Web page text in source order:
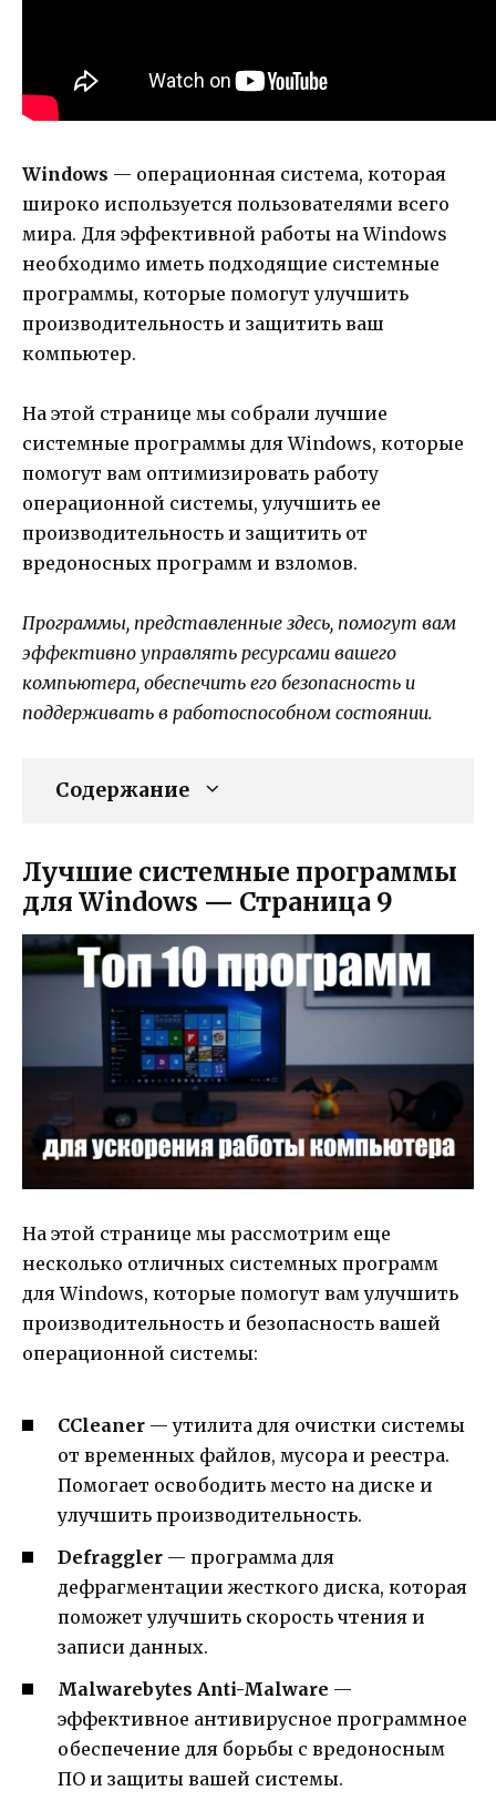
Windows — операционная система, которая
широко используется пользователями всего
мира. Для эффективной работы на Windows
необходимо иметь подходящие системные
программы, которые помогут улучшить
производительность и защитить ваш
компьютер.
На этой странице мы собрали лучшие
системные программы для Windows, которые
помогут вам оптимизировать работу
операционной системы, улучшить ее
производительность и защитить от
вредоносных программ и взломов.
Программы, представленные здесь, помогут вам
эффективно управлять ресурсами вашего
компьютера, обеспечить его безопасность и
поддерживать в работоспособном состоянии.
Содержание
Лучшие системные программы
для Windows — Страница 9
На этой странице мы рассмотрим еще
несколько отличных системных программ
для Windows, которые помогут вам улучшить
производительность и безопасность вашей
операционной системы:
CCleaner — утилита для очистки системы
от временных файлов, мусора и реестра.
Помогает освободить место на диске и
улучшить производительность.
Defraggler — программа для
дефрагментации жесткого диска, которая
поможет улучшить скорость чтения и
записи данных.
Malwarebytes Anti-Malware —
эффективное антивирусное программное
обеспечение для борьбы с вредоносным
ПО и защиты вашей системы.